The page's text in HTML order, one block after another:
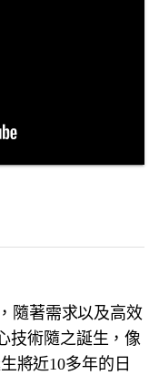
隨著需求以及高效
技術隨之誕生，像
將近10多年的日